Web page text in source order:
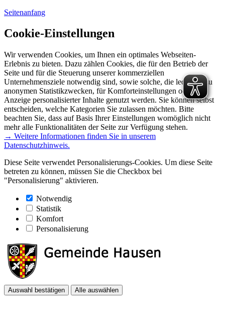
Seitenanfang
Cookie-Einstellungen
Wir verwenden Cookies, um Ihnen ein optimales Webseiten-
Erlebnis zu bieten. Dazu zählen Cookies, die für den Betrieb der
Seite und für die Steuerung unserer kommerziellen
Unternehmensziele notwendig sind, sowie solche, die lediglich zu
anonymen Statistikzwecken, für Komforteinstellungen oder zur
Anzeige personalisierter Inhalte genutzt werden. Sie können selbst
entscheiden, welche Kategorien Sie zulassen möchten. Bitte
beachten Sie, dass auf Basis Ihrer Einstellungen womöglich nicht
mehr alle Funktionalitäten der Seite zur Verfügung stehen.
→ Weitere Informationen finden Sie in unserem
Datenschutzhinweis.
Diese Seite verwendet Personalisierungs-Cookies. Um diese Seite
betreten zu können, müssen Sie die Checkbox bei
"Personalisierung" aktivieren.
Notwendig
Statistik
Komfort
Personalisierung
Auswahl bestätigen Alle auswählen